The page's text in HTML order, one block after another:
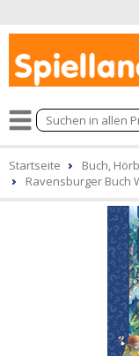
Startseite
Buch,
Ravensburger Buch